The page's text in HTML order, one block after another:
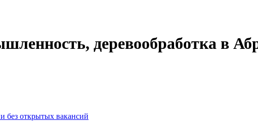
деревообработка в
без открытых вакансий